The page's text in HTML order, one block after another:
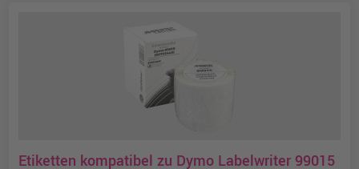
Etiketten kompatibel zu Dymo Labelwriter 99015